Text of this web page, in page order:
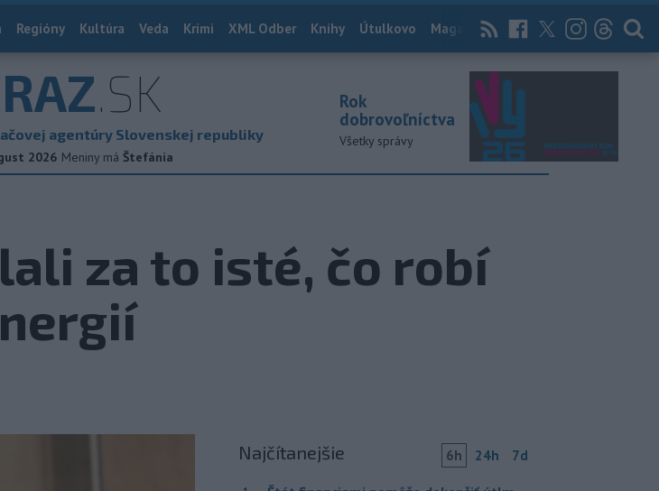
Regióny Kultúra Veda Krimi XML Odber Knihy Útulkovo Magazín News Now Archív
.SK
agentúry Slovenskej republiky
2026 Meniny má Štefánia
Rok
dobrovoľníctva
Všetky správy
za to isté, čo robí
Najčítanejšie 6h 24h 7d